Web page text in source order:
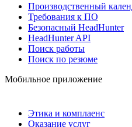
Производственный
Требования к ПО
Безопасный HeadHunter
HeadHunter API
Поиск работы
Поиск по резюме
Мобильное приложение
Этика и комплаенс
Оказание услуг